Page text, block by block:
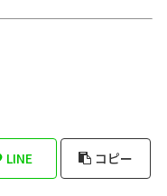
LINE コピー